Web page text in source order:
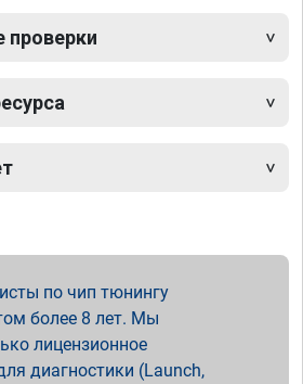
проверки
по чип тюнингу
более 8 лет. Мы
лицензионное
диагностики (Launch,